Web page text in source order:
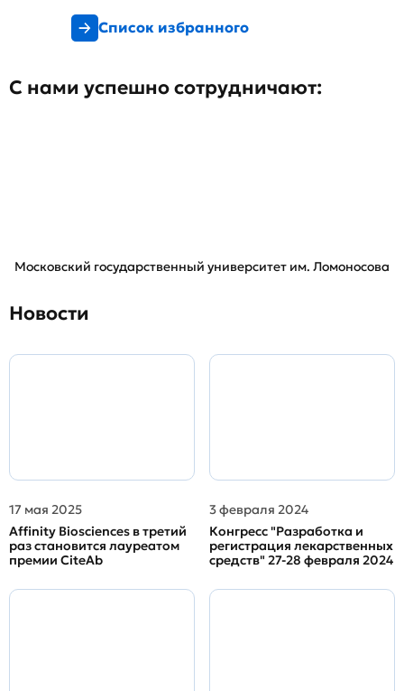
Список избранного
С нами успешно сотрудничают:
Московский государственный университет им. Ломоносова
Новости
17 мая 2025
Affinity Biosciences в третий
раз становится лауреатом
премии CiteAb
3 февраля 2024
Конгресс "Разработка и
регистрация лекарственных
средств" 27-28 февраля 2024